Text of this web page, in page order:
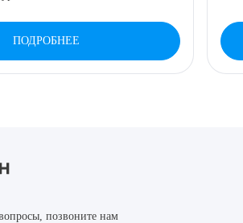
ПОДРОБНЕЕ
позвоните нам